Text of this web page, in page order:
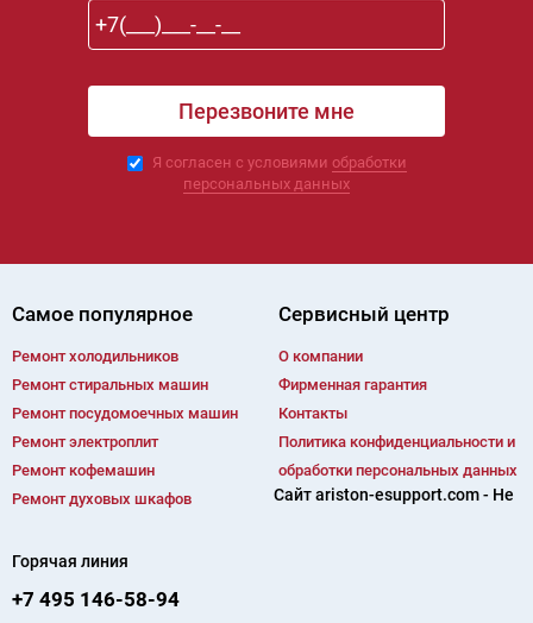
Я согласен с условиями обработки
персональных данных
Самое популярное
Ремонт холодильников
Ремонт cтиральных машин
Ремонт посудомоечных машин
Ремонт электроплит
Ремонт кофемашин
Ремонт духовых шкафов
Сервисный центр
О компании
Фирменная гарантия
Контакты
Политика конфиденциальности и
обработки персональных данных
Горячая линия
+7 495 146-58-94
Сайт ariston-esupport.com - Не